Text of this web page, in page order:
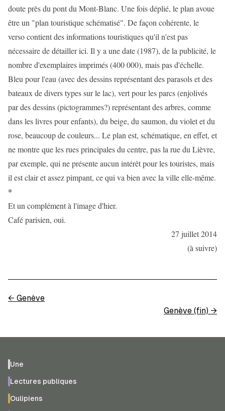
doute près du pont du Mont-Blanc. Une fois déplié, le plan avoue
être un "plan touristique schématisé". De façon cohérente, le
verso contient des informations touristiques qu'il n'est pas
nécessaire de détailler ici. Il y a une date (1987), de la publicité, le
nombre d'exemplaires imprimés (400 000), mais pas d'échelle.
Bleu pour l'eau (avec des dessins représentant des parasols et des
bateaux de divers types sur le lac), vert pour les parcs (enjolivés
par des dessins (pictogrammes?) représentant des arbres, comme
dans les livres pour enfants), du beige, du saumon, du violet et du
rose, beaucoup de couleurs... Le plan est, schématique, en effet, et
ne montre que les rues principales du centre, pas la rue du Lièvre,
par exemple, qui ne présente aucun intérêt pour les touristes, mais
il est clair et assez pimpant, ce qui va bien avec la ville elle-même.
*
Et un complément à l'image d'hier.
Café parisien, oui.
27 juillet 2014
(à suivre)
← Genève
Genève (fin) →
Une
Lectures publiques
Oulipiens